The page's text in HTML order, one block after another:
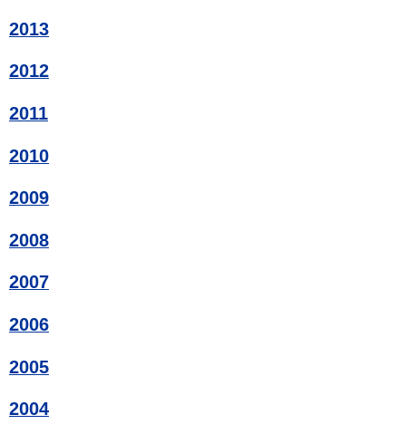
2013
2012
2011
2010
2009
2008
2007
2006
2005
2004